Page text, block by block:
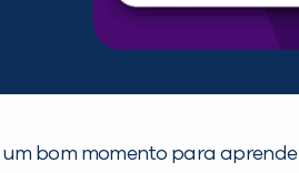
bom momento para